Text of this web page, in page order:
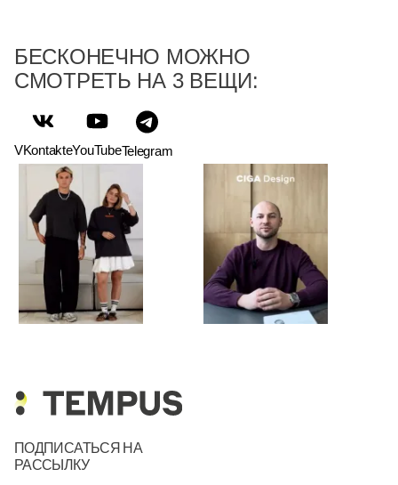
БЕСКОНЕЧНО МОЖНО
СМОТРЕТЬ НА 3 ВЕЩИ:
VKontakteYouTubeTelegram
ПОДПИСАТЬСЯ НА
РАССЫЛКУ